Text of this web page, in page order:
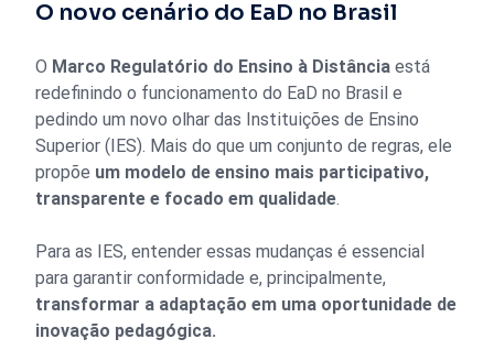
O novo cenário do EaD no Brasil
O Marco Regulatório do Ensino à Distância está
redefinindo o funcionamento do EaD no Brasil e
pedindo um novo olhar das Instituições de Ensino
Superior (IES). Mais do que um conjunto de regras, ele
propõe um modelo de ensino mais participativo,
transparente e focado em qualidade.
Para as IES, entender essas mudanças é essencial
para garantir conformidade e, principalmente,
transformar a adaptação em uma oportunidade de
inovação pedagógica.